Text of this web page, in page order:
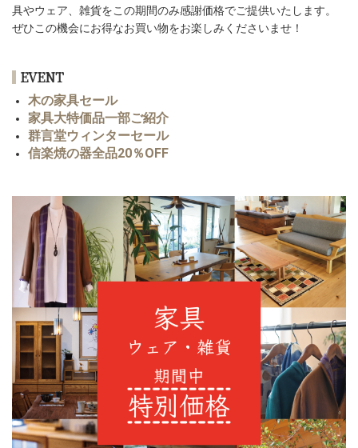
具やウェア、雑貨をこの期間のみ感謝価格でご提供いたします。
ぜひこの機会にお得なお買い物をお楽しみくださいませ！
EVENT
木の家具セール
家具大特価品一部ご紹介
群言堂ウィンターセール
信楽焼の器全品20％OFF